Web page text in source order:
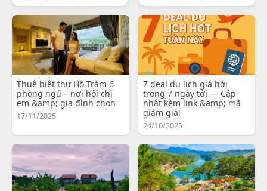
Thuê biệt thự Hồ Tràm 6
phòng ngủ – nơi hội chị
em &amp; gia đình chọn
17/11/2025
7 deal du lịch giá hời
trong 7 ngày tới — Cập
nhật kèm link &amp; mã
giảm giá!
24/10/2025